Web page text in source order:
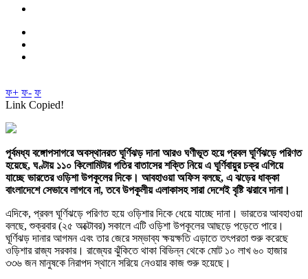
ফ+ ফ- ফ
Link Copied!
পূর্বমধ্য বঙ্গোপসাগরে অবস্থানরত ঘূর্ণিঝড় দানা আরও ঘণীভূত হয়ে প্রবল ঘূর্ণিঝড়ে পরিণত
হয়েছে, ঘণ্টায় ১১০ কিলোমিটার গতির বাতাসের শক্তি নিয়ে এ ঘূর্ণিবায়ুর চক্র এগিয়ে
যাচ্ছে ভারতের ওড়িশা উপকূলের দিকে। আবহাওয়া অফিস বলছে, এ ঝড়ের ধাক্কা
বাংলাদেশে সেভাবে লাগবে না, তবে উপকূলীয় এলাকাসহ সারা দেশেই বৃষ্টি ঝরাবে দানা।
এদিকে, প্রবল ঘূর্ণিঝড়ে পরিণত হয়ে ওড়িশার দিকে ধেয়ে যাচ্ছে দানা। ভারতের আবহাওয়া
বলছে, শুক্রবার (২৫ অক্টোবর) সকালে এটি ওড়িশা উপকূলের আছড়ে পড়েতে পারে।
ঘূর্ণিঝড় দানার আগমন এবং তার জেরে সম্ভাব্য ক্ষয়ক্ষতি এড়াতে তৎপরতা শুরু করেছে
ওড়িশার রাজ্য সরকার। রাজ্যের ঝুঁকিতে থাকা বিভিন্ন থেকে মোট ১০ লাখ ৬০ হাজার
৩৩৬ জন মানুষকে নিরাপদ স্থানে সরিয়ে নেওয়ার কাজ শুরু হয়েছে।